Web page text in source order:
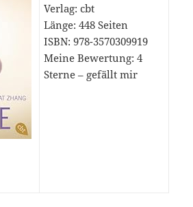
Verlag: cbt
Länge: 448 Seiten
ISBN: 978-3570309919
Meine Bewertung: 4
Sterne – gefällt mir